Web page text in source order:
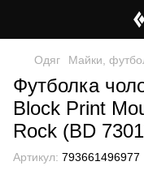
Одяг Майки,
Футболка
Block Print
Rock (BD
Артикул: 793661496977